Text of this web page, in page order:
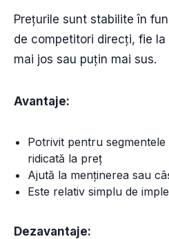
Prețurile sunt stabilite în
de competitori direcți, fie
mai jos sau puțin mai sus.
Avantaje:
Potrivit pentru segmentele
ridicată la preț
Ajută la menținerea sau
Este relativ simplu de
Dezavantaje: